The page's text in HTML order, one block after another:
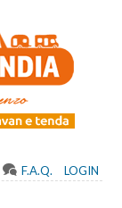
F.A.Q. LOGIN